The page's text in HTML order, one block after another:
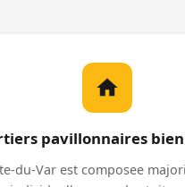
pavillonnaires
du-Var est composee